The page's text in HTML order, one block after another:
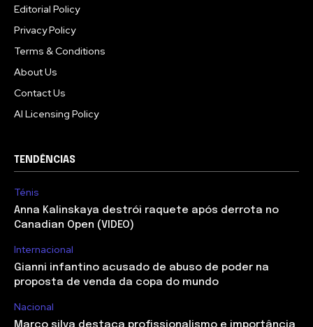
Editorial Policy
Privacy Policy
Terms & Conditions
About Us
Contact Us
AI Licensing Policy
TENDÊNCIAS
Ténis
Anna Kalinskaya destrói raquete após derrota no
Canadian Open (VIDEO)
Internacional
Gianni infantino acusado de abuso de poder na
proposta de venda da copa do mundo
Nacional